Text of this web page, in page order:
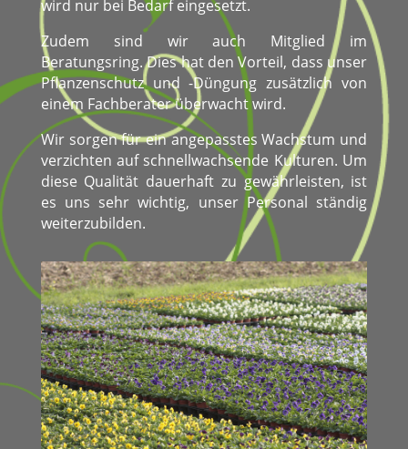
wird nur bei Bedarf eingesetzt.
Zudem sind wir auch Mitglied im
Beratungsring. Dies hat den Vorteil, dass unser
Pflanzenschutz und -Düngung zusätzlich von
einem Fachberater überwacht wird.
Wir sorgen für ein angepasstes Wachstum und
verzichten auf schnellwachsende Kulturen. Um
diese Qualität dauerhaft zu gewährleisten, ist
es uns sehr wichtig, unser Personal ständig
weiterzubilden.